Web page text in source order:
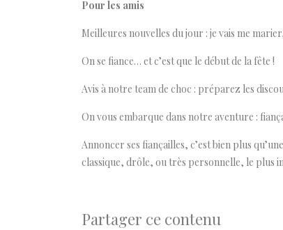
Pour les amis
Meilleures nouvelles du jour : je vais me
On se fiance… et c’est que le début de la fête !
Avis à notre team de choc : préparez les
On vous embarque dans notre aventure :
Annoncer ses fiançailles, c’est bien plus
classique, drôle, ou très personnelle, le plus
Partager ce contenu